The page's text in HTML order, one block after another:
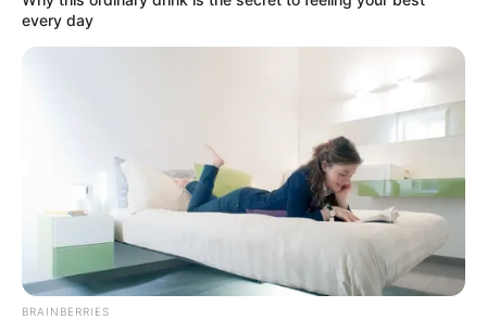
every day
BRAINBERRIES